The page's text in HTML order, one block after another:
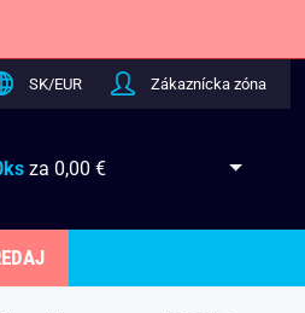
SK/EUR Zákaznícka zóna
ksza 0,00 €